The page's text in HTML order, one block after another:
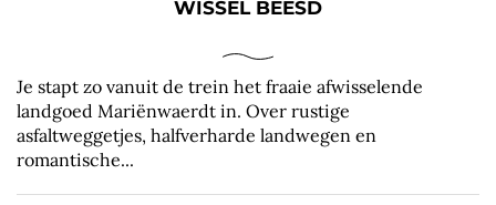
WISSEL BEESD
Je stapt zo vanuit de trein het fraaie afwisselende
landgoed Mariënwaerdt in. Over rustige
asfaltweggetjes, halfverharde landwegen en
romantische...